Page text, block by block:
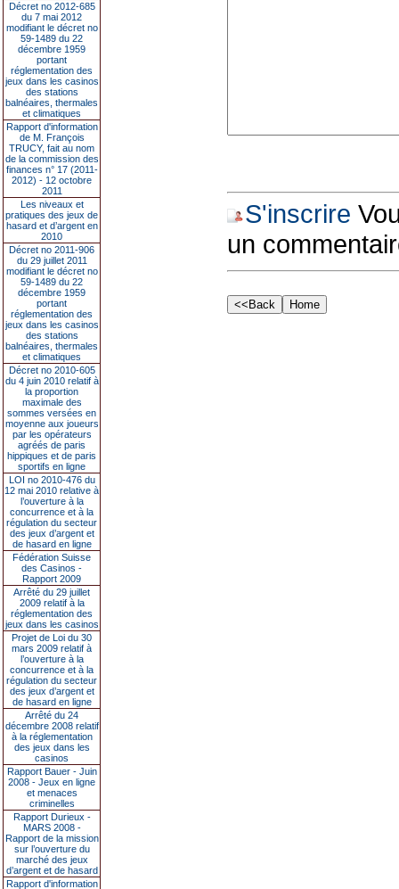
Décret no 2012-685
du 7 mai 2012
modifiant le décret no
59-1489 du 22
décembre 1959
portant
réglementation des
jeux dans les casinos
des stations
balnéaires, thermales
et climatiques
Rapport d'information
de M. François
TRUCY, fait au nom
de la commission des
finances n° 17 (2011-
2012) - 12 octobre
2011
Les niveaux et
pratiques des jeux de
hasard et d’argent en
2010
Décret no 2011-906
du 29 juillet 2011
modifiant le décret no
59-1489 du 22
décembre 1959
portant
réglementation des
jeux dans les casinos
des stations
balnéaires, thermales
et climatiques
Décret no 2010-605
du 4 juin 2010 relatif à
la proportion
maximale des
sommes versées en
moyenne aux joueurs
par les opérateurs
agréés de paris
hippiques et de paris
sportifs en ligne
LOI no 2010-476 du
12 mai 2010 relative à
l’ouverture à la
concurrence et à la
régulation du secteur
des jeux d’argent et
de hasard en ligne
Fédération Suisse
des Casinos -
Rapport 2009
Arrêté du 29 juillet
2009 relatif à la
réglementation des
jeux dans les casinos
Projet de Loi du 30
mars 2009 relatif à
l’ouverture à la
concurrence et à la
régulation du secteur
des jeux d’argent et
de hasard en ligne
Arrêté du 24
décembre 2008 relatif
à la réglementation
des jeux dans les
casinos
Rapport Bauer - Juin
2008 - Jeux en ligne
et menaces
criminelles
Rapport Durieux -
MARS 2008 -
Rapport de la mission
sur l’ouverture du
marché des jeux
d’argent et de hasard
Rapport d'information
S'inscrire
un